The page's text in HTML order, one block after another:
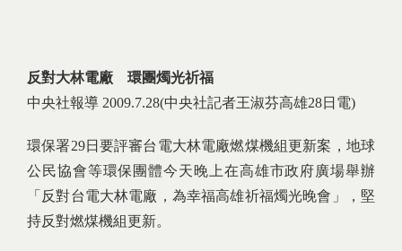
反對大林電廠 環團燭光祈福
中央社報導 2009.7.28(中央社記者王淑芬高雄28日電)
環保署29日要評審台電大林電廠燃煤機組更新案，地球
公民協會等環保團體今天晚上在高雄市政府廣場舉辦
「反對台電大林電廠，為幸福高雄祈福燭光晚會」，堅
持反對燃煤機組更新。